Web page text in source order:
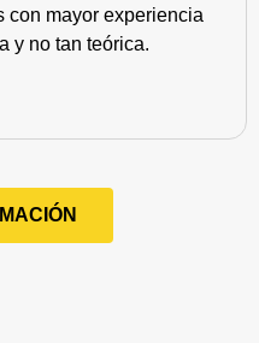
con mayor experiencia
y no tan teórica.